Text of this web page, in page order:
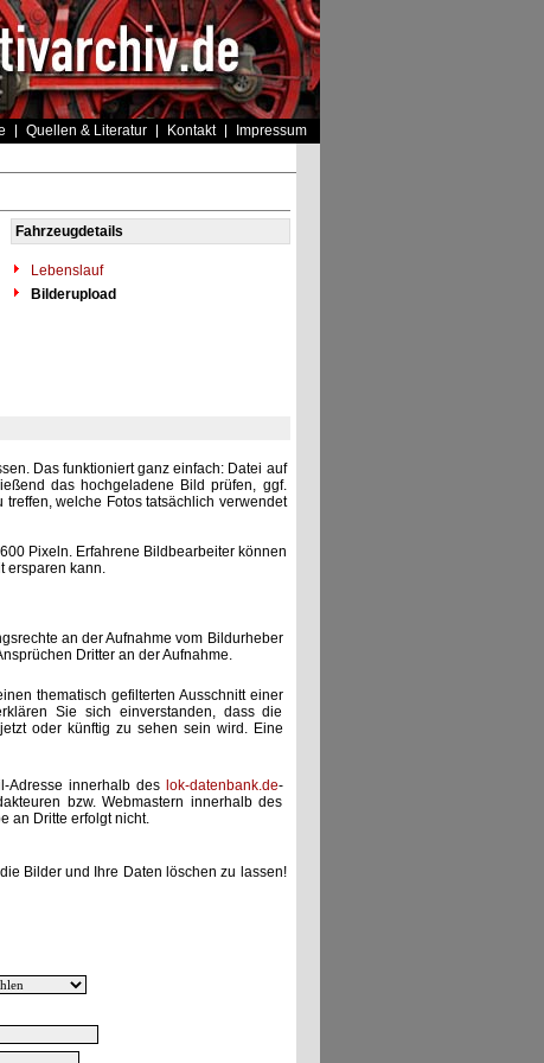
Quellen & Literatur Kontakt Impressum
Fahrzeugdetails
Lebenslauf
Bilderupload
Das funktioniert ganz einfach: Datei auf
das hochgeladene Bild prüfen, ggf.
welche Fotos tatsächlich verwendet
Pixeln. Erfahrene Bildbearbeiter können
ersparen kann.
an der Aufnahme vom Bildurheber
Dritter an der Aufnahme.
thematisch gefilterten Ausschnitt einer
Sie sich einverstanden, dass die
oder künftig zu sehen sein wird. Eine
Adresse innerhalb des lok-datenbank.de-
bzw. Webmastern innerhalb des
an Dritte erfolgt nicht.
Bilder und Ihre Daten löschen zu lassen!